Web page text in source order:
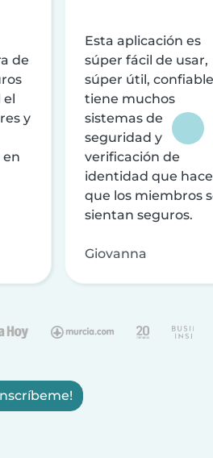
de
el
y
en
Esta aplicación es
súper fácil de usar,
súper útil,
tiene muchos
sistemas de
seguridad y
verificación de
identidad que
que los miembros
sientan seguros.
Giovanna